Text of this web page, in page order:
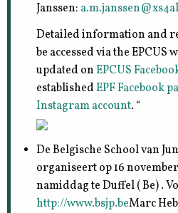
Janssen:
Detailed information and
be accessed via the
updated onEPCUS
establishedEPF Facebook
Instagram account. “
De Belgische School van
organiseert op 16
namiddag te Duffel ( Be) .
http://www.bsjp.beMarc